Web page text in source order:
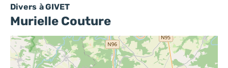
Divers à GIVET
Murielle Couture